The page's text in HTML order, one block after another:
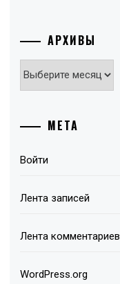
АРХИВЫ
Архивы
МЕТА
Войти
Лента записей
Лента комментариев
WordPress.org